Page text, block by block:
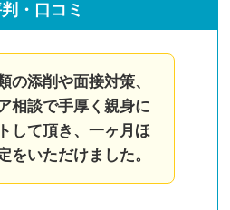
・口コミ
の添削や面接対策、
相談で手厚く親身に
して頂き、一ヶ月ほ
をいただけました。